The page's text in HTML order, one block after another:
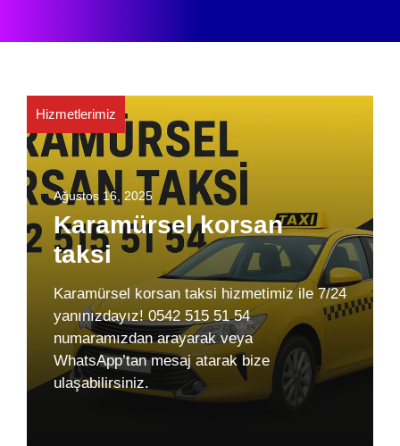
Hizmetlerimiz
Ağustos 16, 2025
Karamürsel korsan
taksi
Karamürsel korsan taksi hizmetimiz ile 7/24
yanınızdayız! 0542 515 51 54
numaramızdan arayarak veya
WhatsApp’tan mesaj atarak bize
ulaşabilirsiniz.